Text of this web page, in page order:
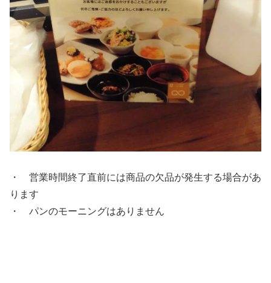
・ 営業時間終了直前には商品の欠品が発生する場合があ
ります
・ パンのモーニングはありません